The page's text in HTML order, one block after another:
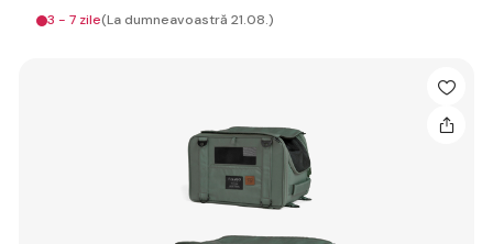
3 - 7 zile(La dumneavoastră 21.08.)